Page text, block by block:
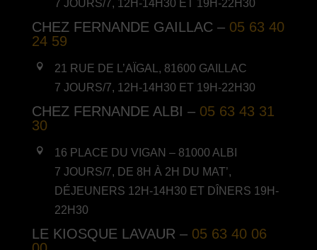
7 JOURS/7, 12H-14H30 ET 19H-22H30
CHEZ FERNANDE GAILLAC – 05 63 40
24 59

21 RUE DE L’AÏGAL, 81600 GAILLAC
7 JOURS/7, 12H-14H30 ET 19H-22H30
CHEZ FERNANDE ALBI – 05 63 43 31
30

16 PLACE DU VIGAN – 81000 ALBI
7 JOURS/7, DE 8H À 2H DU MAT’,
DÉJEUNERS 12H-14H30 ET DÎNERS 19H-
22H30
LE KIOSQUE LAVAUR – 05 63 40 06